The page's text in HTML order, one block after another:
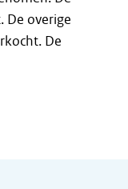
De overige
De